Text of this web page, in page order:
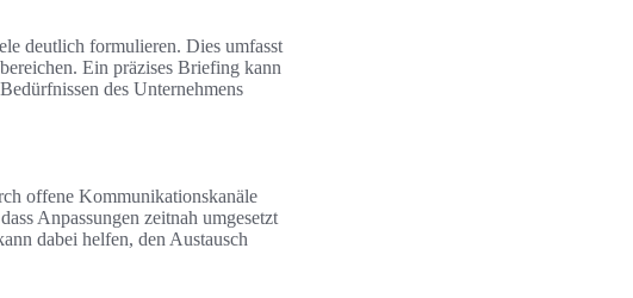
deutlich formulieren. Dies umfasst
Ein präzises Briefing kann
des Unternehmens
offene Kommunikationskanäle
Anpassungen zeitnah umgesetzt
dabei helfen, den Austausch